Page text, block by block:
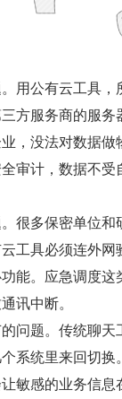
用公有云工具，
方服务商的服务
，没法对数据做
审计，数据不受
很多保密单位和
工具必须连外网
能。应急调度这
讯中断。
问题。传统聊天
系统里来回切换
敏感的业务信息